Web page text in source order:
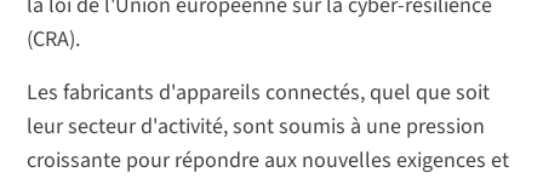
(CRA).
Les fabricants d'appareils connectés, quel que soit
leur secteur d'activité, sont soumis à une pression
croissante pour répondre aux nouvelles exigences et